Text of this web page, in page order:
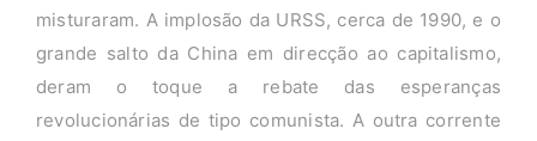
misturaram. A implosão da URSS, cerca de 1990, e o
grande salto da China em direcção ao capitalismo,
deram o toque a rebate das esperanças
revolucionárias de tipo comunista. A outra corrente